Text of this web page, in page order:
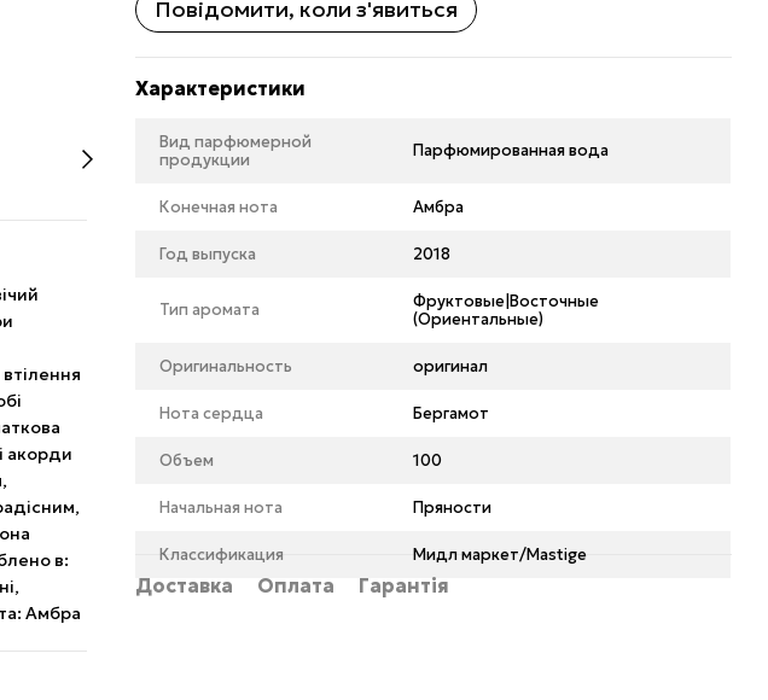
акорди
в:
Амбра
Повідомити, коли з'явиться
Характеристики
Вид парфюмерной
продукции
Парфюмированная вода
Конечная нота Амбра
Год выпуска 2018
Тип аромата
Фруктовые|Восточные
(Ориентальные)
Оригинальность оригинал
Нота сердца Бергамот
Объем 100
Начальная нота Пряности
Классификация Мидл маркет/Mastige
Доставка Оплата Гарантія